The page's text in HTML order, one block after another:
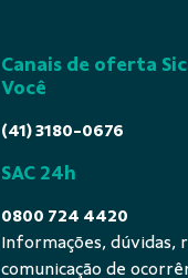
Canais de oferta
Você
(41) 3180-0676
SAC 24h
0800 724 4420
Informações, dúvidas,
comunicação de